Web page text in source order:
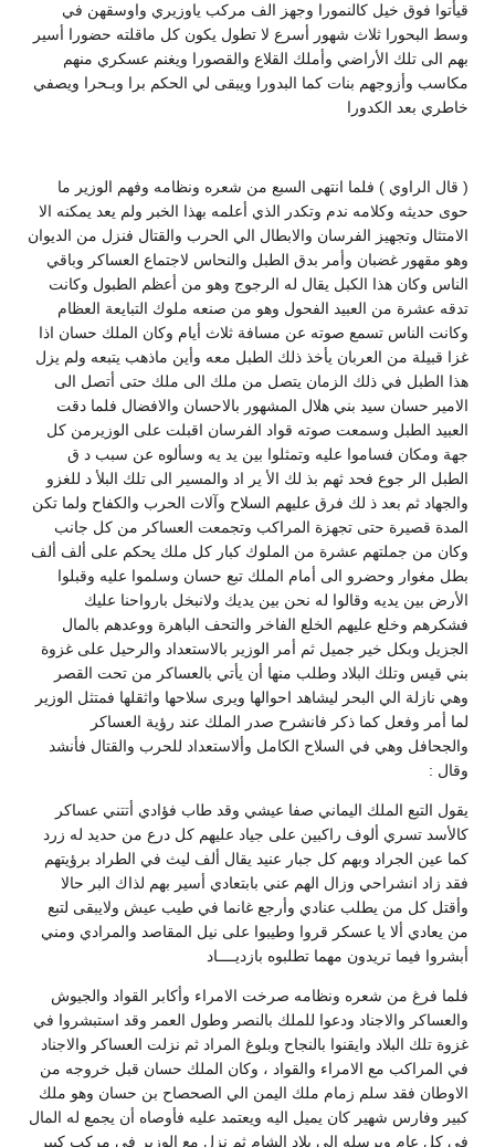
قيأتوا فوق خيل كالنمورا وجهز الف مركب ياوزيري واوسقهن في
وسط البحورا ثلاث شهور أسرع لا تطول يكون كل ماقلته حضورا أسير
بهم الى تلك الأراضي وأملك القلاع والقصورا ويغنم عسكري منهم
مكاسب وأزوجهم بنات كما البدورا ويبقى لي الحكم برا وبـحرا ويصفي
خاطري بعد الكدورا
( قال الراوي ) فلما انتهى السبع من شعره ونظامه وفهم الوزير ما
حوى حديثه وكلامه ندم وتكدر الذي أعلمه بهذا الخبر ولم يعد يمكنه الا
الامتثال وتجهيز الفرسان والابطال الي الحرب والقتال فنزل من الديوان
وهو مقهور غضبان وأمر بدق الطبل والنحاس لاجتماع العساكر وباقي
الناس وكان هذا الكبل يقال له الرجوج وهو من أعظم الطبول وكانت
تدقه عشرة من العبيد الفحول وهو من صنعه ملوك التبايعة العظام
وكانت الناس تسمع صوته عن مسافة ثلاث أيام وكان الملك حسان اذا
غزا قبيلة من العربان يأخذ ذلك الطبل معه وأين ماذهب يتبعه ولم يزل
هذا الطبل في ذلك الزمان يتصل من ملك الى ملك حتى أتصل الى
الامير حسان سيد بني هلال المشهور بالاحسان والافضال فلما دقت
العبيد الطبل وسمعت صوته قواد الفرسان اقبلت على الوزيرمن كل
جهة ومكان فساموا عليه وتمثلوا بين يد يه وسألوه عن سبب د ق
الطبل الر جوع فحد ثهم بذ لك الأ ير اد والمسير الى تلك البلأ د للغزو
والجهاد ثم بعد ذ لك فرق عليهم السلاح وآلات الحرب والكفاح ولما تكن
المدة قصيرة حتى تجهزة المراكب وتجمعت العساكر من كل جانب
وكان من جملتهم عشرة من الملوك كبار كل ملك يحكم على ألف ألف
بطل مغوار وحضرو الى أمام الملك تبع حسان وسلموا عليه وقبلوا
الأرض بين يديه وقالوا له نحن بين يديك ولانبخل بارواحنا عليك
فشكرهم وخلع عليهم الخلع الفاخر والتحف الباهرة ووعدهم بالمال
الجزيل وبكل خير جميل ثم أمر الوزير بالاستعداد والرحيل على غزوة
بني قيس وتلك البلاد وطلب منها أن يأتي بالعساكر من تحت القصر
وهي نازلة الي البحر ليشاهد احوالها ويرى سلاحها واثقلها فمتثل الوزير
لما أمر وفعل كما ذكر فانشرح صدر الملك عند رؤية العساكر
والجحافل وهي في السلاح الكامل وألاستعداد للحرب والقتال فأنشد
وقال :
يقول التبع الملك اليماني صفا عيشي وقد طاب فؤادي أتتني عساكر
كالأسد تسري ألوف راكبين على جياد عليهم كل درع من حديد له زرد
كما عين الجراد وبهم كل جبار عنيد يقال ألف ليث في الطراد برؤيتهم
فقد زاد انشراحي وزال الهم عني بابتعادي أسير بهم لذاك البر حالا
وأقتل كل من يطلب عنادي وأرجع غانما في طيب عيش ولايبقى لتبع
من يعادي ألا يا عسكر قروا وطيبوا على نيل المقاصد والمرادي ومني
أبشروا فيما تريدون مهما تطلبوه بازديــــاد
فلما فرغ من شعره ونظامه صرخت الامراء وأكابر القواد والجيوش
والعساكر والاجناد ودعوا للملك بالنصر وطول العمر وقد استبشروا في
غزوة تلك البلاد وايقنوا بالنجاح وبلوغ المراد ثم نزلت العساكر والاجناد
في المراكب مع الامراء والقواد ، وكان الملك حسان قبل خروجه من
الاوطان فقد سلم زمام ملك اليمن الي الصحصاح بن حسان وهو ملك
كبير وفارس شهير كان يميل اليه ويعتمد عليه فأوصاه أن يجمع له المال
في كل عام ويرسله الي بلاد الشام ثم نزل مع الوزير في مركب كبير